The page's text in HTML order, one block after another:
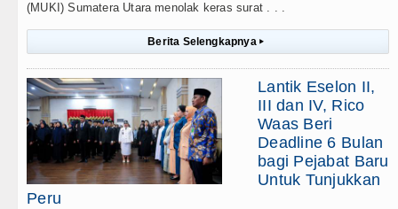
(MUKI) Sumatera Utara menolak keras surat . . .
Berita Selengkapnya ▸
Lantik Eselon II,
III dan IV, Rico
Waas Beri
Deadline 6 Bulan
bagi Pejabat Baru
Untuk Tunjukkan
Peru